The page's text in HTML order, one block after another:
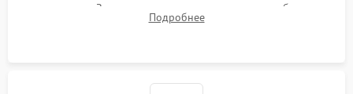
осушителя. Замена изношенных вентиляторов обдува,
сломанных заслонок или поврежденных дверных петель.
Подробнее